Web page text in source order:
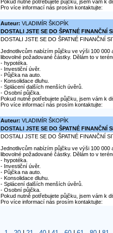
Pokud nutně potřebujete půjčku, jsem vám k
Pro více informací nás prosím kontaktujte:
Auteur: VLADIMÍR ŠKOPÍK
DOSTALI JSTE SE DO ŠPATNÉ FINANČNÍ
DOSTALI JSTE SE DO ŠPATNÉ FINANČNÍ
Jednotlivcům nabízím půjčku ve výši 100 000
libovolné požadované částky. Dělám to v
- hypotéka.
- Investiční úvěr.
- Půjčka na auto.
- Konsolidace dluhu.
- Splácení dalších menších úvěrů.
- Osobní půjčka.
Pokud nutně potřebujete půjčku, jsem vám k
Pro více informací nás prosím kontaktujte:
Auteur: VLADIMÍR ŠKOPÍK
DOSTALI JSTE SE DO ŠPATNÉ FINANČNÍ
DOSTALI JSTE SE DO ŠPATNÉ FINANČNÍ
Jednotlivcům nabízím půjčku ve výši 100 000
libovolné požadované částky. Dělám to v
- hypotéka.
- Investiční úvěr.
- Půjčka na auto.
- Konsolidace dluhu.
- Splácení dalších menších úvěrů.
- Osobní půjčka.
Pokud nutně potřebujete půjčku, jsem vám k
Pro více informací nás prosím kontaktujte: